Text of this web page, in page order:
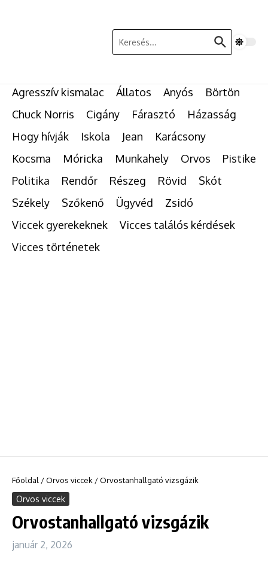
Keresés:
Agresszív kismalac Állatos Anyós
Börtön
Chuck Norris
Cigány Fárasztó
Házasság
Hogy hívják
Iskola Jean
Karácsony
Kocsma
Móricka Munkahely Orvos
Pistike
Politika
Rendőr Részeg Rövid
Skót
Székely
Szőkenő Ügyvéd
Zsidó
Viccek gyerekeknek
Vicces találós kérdések
Vicces történetek
Főoldal /Orvos viccek /Orvostanhallgató vizsgázik
Orvos viccek
Orvostanhallgató vizsgázik
január 2, 2026